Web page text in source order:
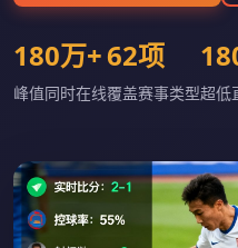
180万+
峰值同时在线
62项
覆盖赛事类型超低